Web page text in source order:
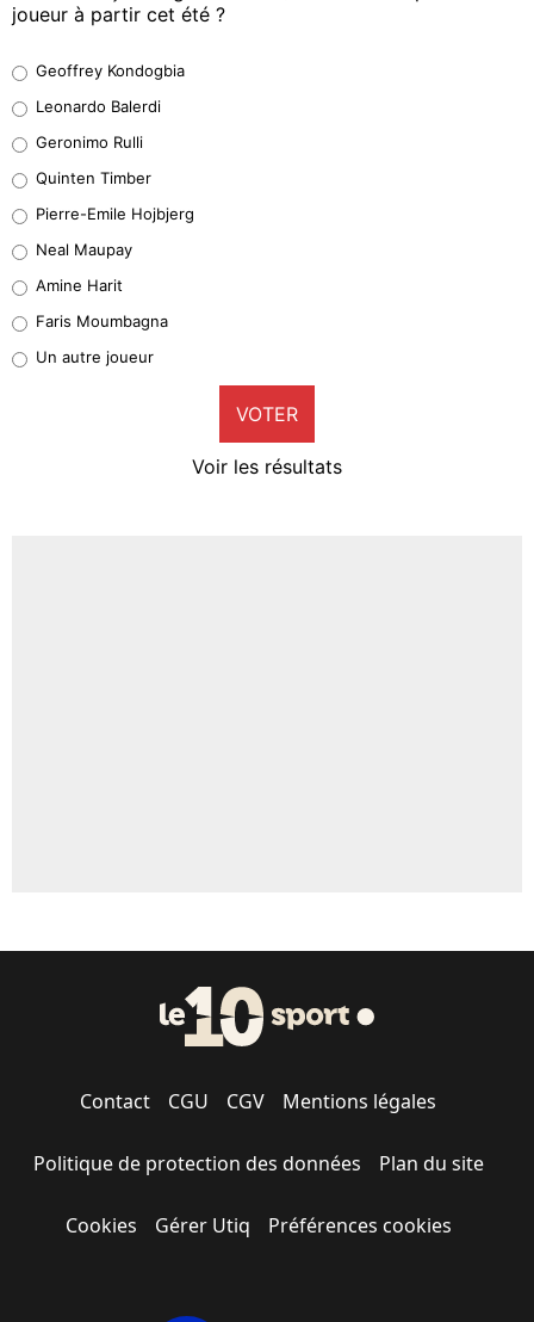
joueur à partir cet été ?
38%
32%
5%
1%
9%
Geoffrey Kondogbia
Leonardo Balerdi
Geronimo Rulli
Quinten Timber
Pierre-Emile Hojbjerg
Neal Maupay
Amine Harit
Faris Moumbagna
Un autre joueur
VOTER
Voir les résultats
Contact CGU CGV Mentions légales
Politique de protection des données Plan du site
Cookies Gérer Utiq Préférences cookies